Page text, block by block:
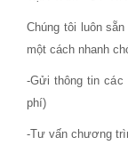
Chúng tôi luôn
một cách nhanh
-Gửi thông tin các
phí)
-Tư vấn chương